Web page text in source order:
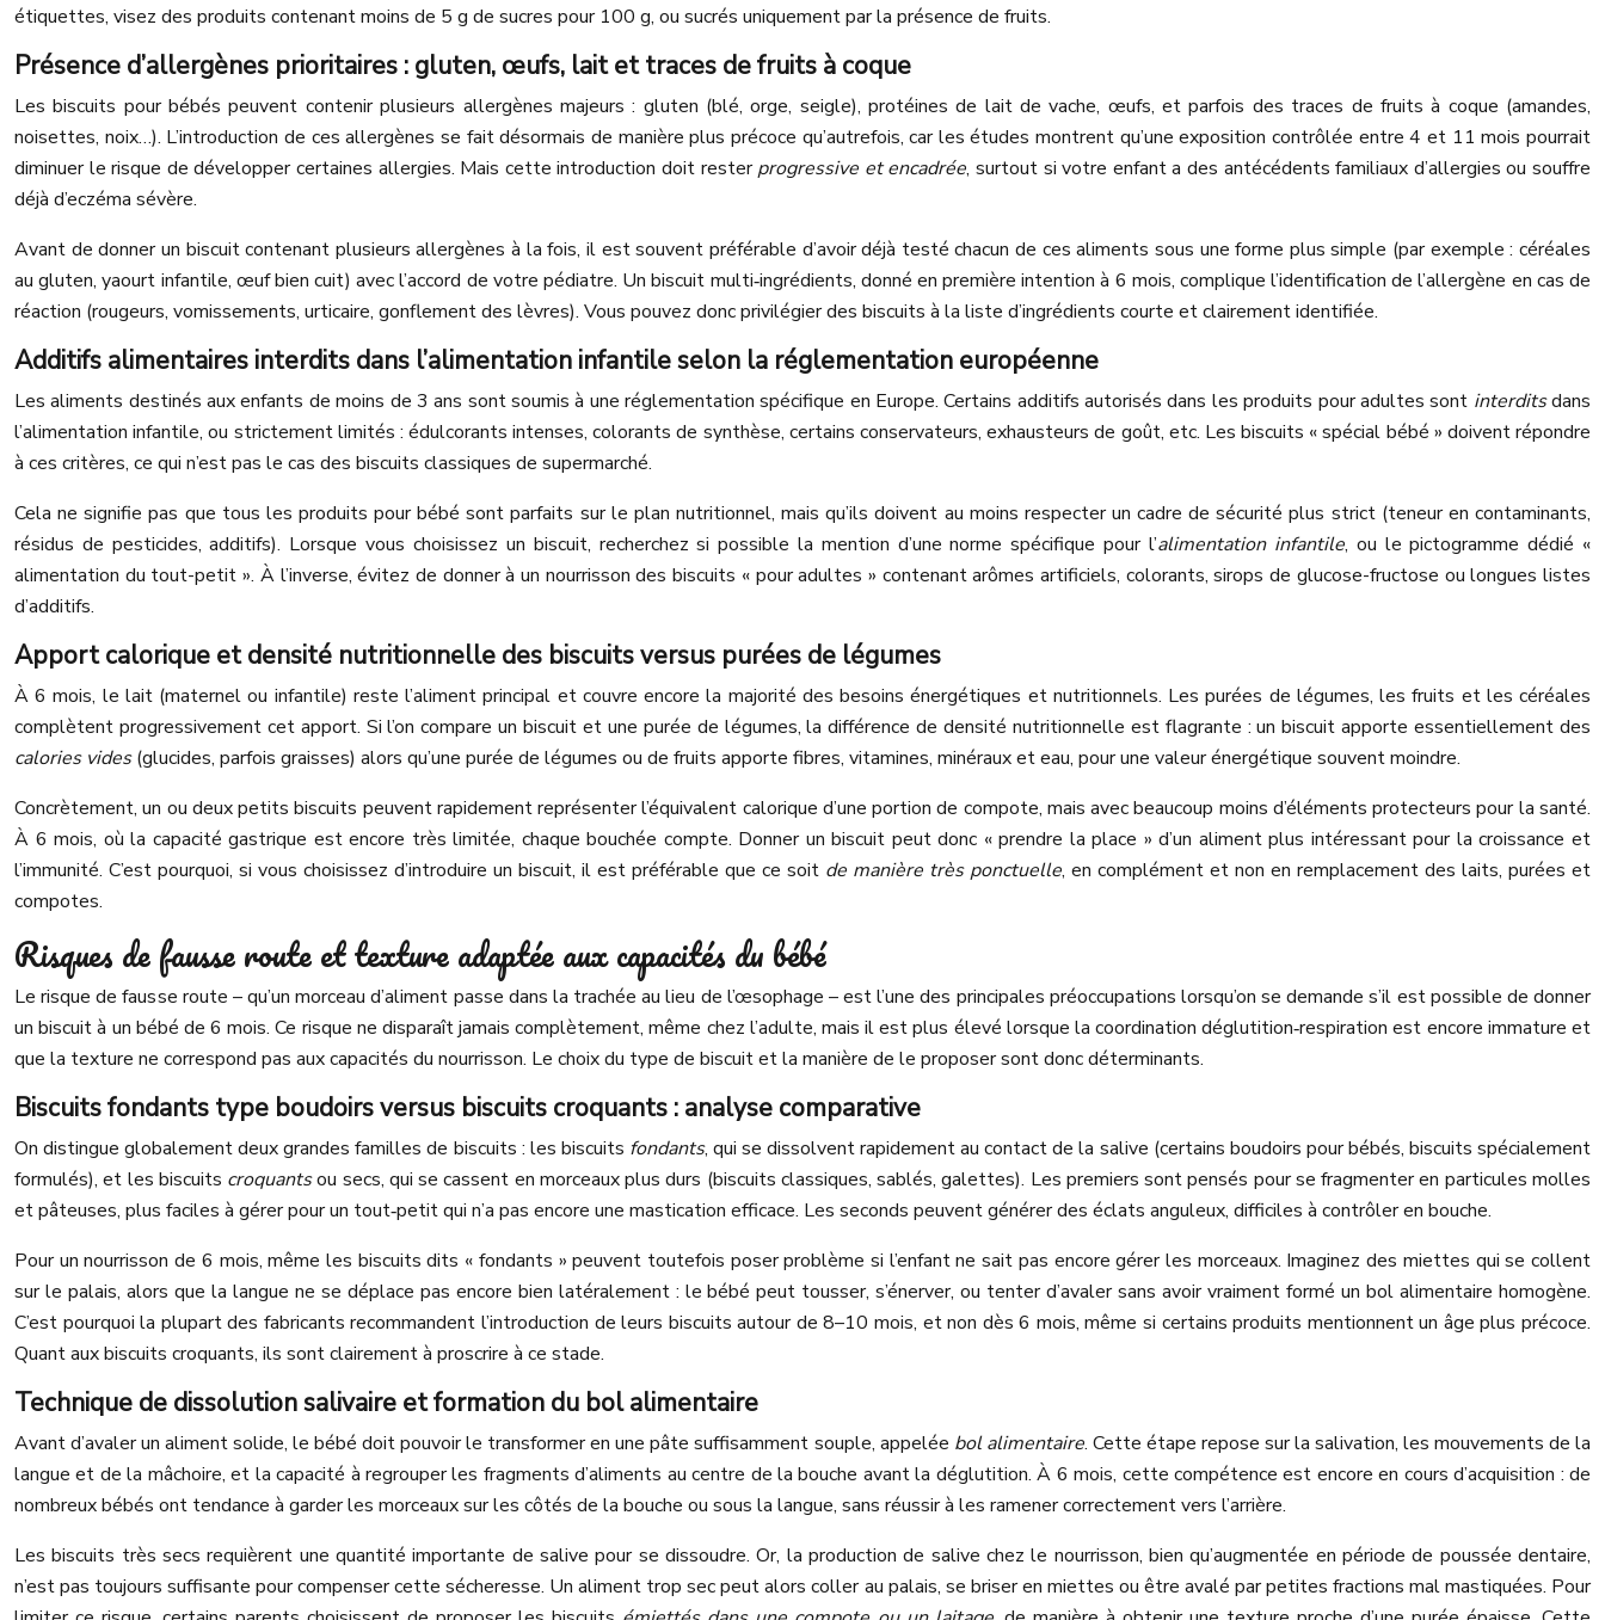
étiquettes, visez des produits contenant moins de 5 g de sucres pour 100 g, ou sucrés uniquement par la présence de fruits.
Présence d’allergènes prioritaires : gluten, œufs, lait et traces de fruits à coque
Les biscuits pour bébés peuvent contenir plusieurs allergènes majeurs : gluten (blé, orge, seigle), protéines de lait de vache, œufs, et parfois des traces de fruits à coque (amandes,
noisettes, noix…). L’introduction de ces allergènes se fait désormais de manière plus précoce qu’autrefois, car les études montrent qu’une exposition contrôlée entre 4 et 11 mois pourrait
diminuer le risque de développer certaines allergies. Mais cette introduction doit resterprogressive et encadrée, surtout si votre enfant a des antécédents familiaux d’allergies ou souffre
déjà d’eczéma sévère.
Avant de donner un biscuit contenant plusieurs allergènes à la fois, il est souvent préférable d’avoir déjà testé chacun de ces aliments sous une forme plus simple (par exemple : céréales
au gluten, yaourt infantile, œuf bien cuit) avec l’accord de votre pédiatre. Un biscuit multi‑ingrédients, donné en première intention à 6 mois, complique l’identification de l’allergène en cas de
réaction (rougeurs, vomissements, urticaire, gonflement des lèvres). Vous pouvez donc privilégier des biscuits à la liste d’ingrédients courte et clairement identifiée.
Additifs alimentaires interdits dans l’alimentation infantile selon la réglementation européenne
Les aliments destinés aux enfants de moins de 3 ans sont soumis à une réglementation spécifique en Europe. Certains additifs autorisés dans les produits pour adultes sont interditsdans
l’alimentation infantile, ou strictement limités : édulcorants intenses, colorants de synthèse, certains conservateurs, exhausteurs de goût, etc. Les biscuits « spécial bébé » doivent répondre
à ces critères, ce qui n’est pas le cas des biscuits classiques de supermarché.
Cela ne signifie pas que tous les produits pour bébé sont parfaits sur le plan nutritionnel, mais qu’ils doivent au moins respecter un cadre de sécurité plus strict (teneur en contaminants,
résidus de pesticides, additifs). Lorsque vous choisissez un biscuit, recherchez si possible la mention d’une norme spécifique pour l’alimentation infantile, ou le pictogramme dédié «
alimentation du tout-petit ». À l’inverse, évitez de donner à un nourrisson des biscuits « pour adultes » contenant arômes artificiels, colorants, sirops de glucose-fructose ou longues listes
d’additifs.
Apport calorique et densité nutritionnelle des biscuits versus purées de légumes
À 6 mois, le lait (maternel ou infantile) reste l’aliment principal et couvre encore la majorité des besoins énergétiques et nutritionnels. Les purées de légumes, les fruits et les céréales
complètent progressivement cet apport. Si l’on compare un biscuit et une purée de légumes, la différence de densité nutritionnelle est flagrante : un biscuit apporte essentiellement des
calories vides(glucides, parfois graisses) alors qu’une purée de légumes ou de fruits apporte fibres, vitamines, minéraux et eau, pour une valeur énergétique souvent moindre.
Concrètement, un ou deux petits biscuits peuvent rapidement représenter l’équivalent calorique d’une portion de compote, mais avec beaucoup moins d’éléments protecteurs pour la santé.
À 6 mois, où la capacité gastrique est encore très limitée, chaque bouchée compte. Donner un biscuit peut donc « prendre la place » d’un aliment plus intéressant pour la croissance et
l’immunité. C’est pourquoi, si vous choisissez d’introduire un biscuit, il est préférable que ce soit de manière très ponctuelle, en complément et non en remplacement des laits, purées et
compotes.
Risques de fausse route et texture adaptée aux capacités du bébé
Le risque de fausse route – qu’un morceau d’aliment passe dans la trachée au lieu de l’œsophage – est l’une des principales préoccupations lorsqu’on se demande s’il est possible de donner
un biscuit à un bébé de 6 mois. Ce risque ne disparaît jamais complètement, même chez l’adulte, mais il est plus élevé lorsque la coordination déglutition‑respiration est encore immature et
que la texture ne correspond pas aux capacités du nourrisson. Le choix du type de biscuit et la manière de le proposer sont donc déterminants.
Biscuits fondants type boudoirs versus biscuits croquants : analyse comparative
On distingue globalement deux grandes familles de biscuits : les biscuits fondants, qui se dissolvent rapidement au contact de la salive (certains boudoirs pour bébés, biscuits spécialement
formulés), et les biscuits croquantsou secs, qui se cassent en morceaux plus durs (biscuits classiques, sablés, galettes). Les premiers sont pensés pour se fragmenter en particules molles
et pâteuses, plus faciles à gérer pour un tout‑petit qui n’a pas encore une mastication efficace. Les seconds peuvent générer des éclats anguleux, difficiles à contrôler en bouche.
Pour un nourrisson de 6 mois, même les biscuits dits « fondants » peuvent toutefois poser problème si l’enfant ne sait pas encore gérer les morceaux. Imaginez des miettes qui se collent
sur le palais, alors que la langue ne se déplace pas encore bien latéralement : le bébé peut tousser, s’énerver, ou tenter d’avaler sans avoir vraiment formé un bol alimentaire homogène.
C’est pourquoi la plupart des fabricants recommandent l’introduction de leurs biscuits autour de 8–10 mois, et non dès 6 mois, même si certains produits mentionnent un âge plus précoce.
Quant aux biscuits croquants, ils sont clairement à proscrire à ce stade.
Technique de dissolution salivaire et formation du bol alimentaire
Avant d’avaler un aliment solide, le bébé doit pouvoir le transformer en une pâte suffisamment souple, appelée bol alimentaire. Cette étape repose sur la salivation, les mouvements de la
langue et de la mâchoire, et la capacité à regrouper les fragments d’aliments au centre de la bouche avant la déglutition. À 6 mois, cette compétence est encore en cours d’acquisition : de
nombreux bébés ont tendance à garder les morceaux sur les côtés de la bouche ou sous la langue, sans réussir à les ramener correctement vers l’arrière.
Les biscuits très secs requièrent une quantité importante de salive pour se dissoudre. Or, la production de salive chez le nourrisson, bien qu’augmentée en période de poussée dentaire,
n’est pas toujours suffisante pour compenser cette sécheresse. Un aliment trop sec peut alors coller au palais, se briser en miettes ou être avalé par petites fractions mal mastiquées. Pour